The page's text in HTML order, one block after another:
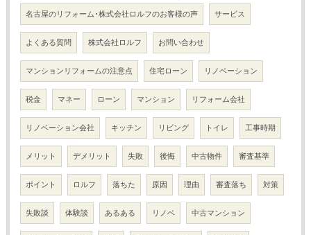
名古屋のリフォーム･株式会社ロルフのお客様の声 サービス
よくある質問 株式会社ロルフ お問い合わせ
マンションリフォームの注意点 住宅ローン リノベーション
税金 マネー ローン マンション リフォーム会社
リノベーション会社 キッチン リビング トイレ 工事時期
メリット デメリット 失敗 後悔 中古物件 審査基準
ポイント ロルフ 落ちた 原因 理由 審査落ち 対策
失敗談 体験談 あるある リノベ 中古マンション